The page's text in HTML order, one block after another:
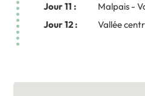
Jour 11 :
Malpais -
Jour 12 :
Vallée